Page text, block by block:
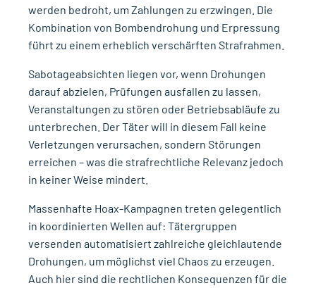
werden bedroht, um Zahlungen zu erzwingen. Die
Kombination von Bombendrohung und Erpressung
führt zu einem erheblich verschärften Strafrahmen.
Sabotageabsichten liegen vor, wenn Drohungen
darauf abzielen, Prüfungen ausfallen zu lassen,
Veranstaltungen zu stören oder Betriebsabläufe zu
unterbrechen. Der Täter will in diesem Fall keine
Verletzungen verursachen, sondern Störungen
erreichen – was die strafrechtliche Relevanz jedoch
in keiner Weise mindert.
Massenhafte Hoax-Kampagnen treten gelegentlich
in koordinierten Wellen auf: Tätergruppen
versenden automatisiert zahlreiche gleichlautende
Drohungen, um möglichst viel Chaos zu erzeugen.
Auch hier sind die rechtlichen Konsequenzen für die